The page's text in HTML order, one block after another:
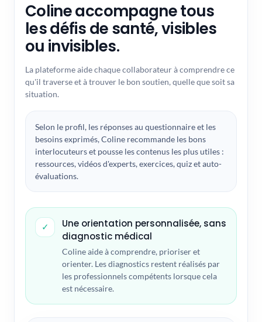
Coline accompagne tous
les défis de santé, visibles
ou invisibles.
La plateforme aide chaque collaborateur à comprendre ce
qu'il traverse et à trouver le bon soutien, quelle que soit sa
situation.
Selon le profil, les réponses au questionnaire et les
besoins exprimés, Coline recommande les bons
interlocuteurs et pousse les contenus les plus utiles :
ressources, vidéos d'experts, exercices, quiz et auto-
évaluations.
✓
Une orientation personnalisée, sans
diagnostic médical
Coline aide à comprendre, prioriser et
orienter. Les diagnostics restent réalisés par
les professionnels compétents lorsque cela
est nécessaire.